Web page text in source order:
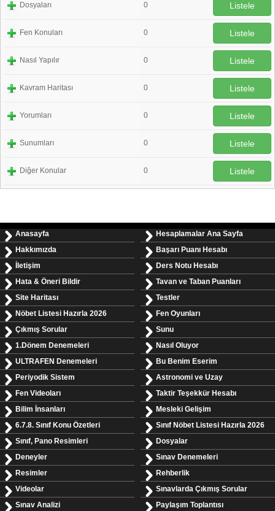
Dosyaları 0 Listele
Fen Konuları 0 Listele
Nasıl Yapılır 0 Listele
Kavram Haritası 0 Listele
Yorumları 0 Listele
Sunumları 0 Listele
Diğer Konular 0 Listele
Anasayfa
Hakkımızda
İletişim
Hata & Öneri Bildir
Site Haritası
Nöbet Listesi Hazırla 2026
Çıkmış Sorular
1.Dönem Denemeleri
ULTRAFEN Denemeleri
Periyodik Sistem
Fen Videoları
Bilim İnsanları
6.7.8. Sınıf Konu Özetleri
Sınıf, Pano Resimleri
Deneyler
Resimler
Videolar
Sınav Analizi
Hesaplamalar Ana Sayfa
Başarı Puanı Hesabı
Ders Notu Hesabı
Tavan ve Taban Puanları
Testler
Fen Oyunları
Sunu
Nasıl Oluyor
Bu Benim Eserim
Astronomi ve Uzay
Taktir Teşekkür Hesabı
Mesleki Gelişim
Sınıf Nöbet Listesi Hazırla 2026
Dosyalar
Sınav Denemeleri
Rehberlik
Sınavlarda Çıkmış Sorular
Paylaşım Toplantısı